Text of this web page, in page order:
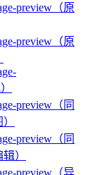
preview（原
preview（原
preview（同
preview（同
）
preview（异